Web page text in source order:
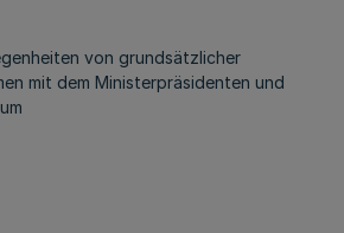
von grundsätzlicher
mit dem Ministerpräsidenten und